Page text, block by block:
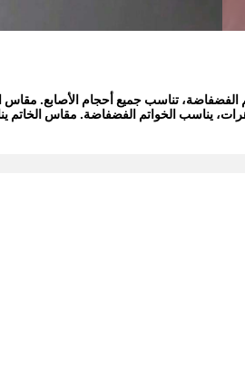
الفضفاضة، تناسب جميع أحجام الأصابع.
يناسب الخواتم الفضفاضة. مقاس الخاتم